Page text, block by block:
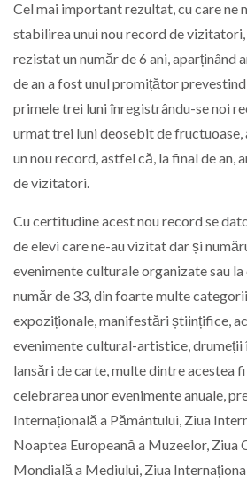
Cel mai important rezultat, cu care ne
stabilirea unui nou record de vizitatori,
rezistat un număr de 6 ani, aparținând
de an a fost unul promițător prevestind
primele trei luni înregistrându-se noi
urmat trei luni deosebit de
un nou record, astfel că, la final de an,
de vizitatori.
Cu certitudine acest nou record se
de elevi care ne-au vizitat dar și
evenimente culturale organizate sau
număr de 33, din foarte multe
expoziționale, manifestări științifice,
evenimente cultural-artistice, drumeții
lansări de carte, multe dintre acestea
celebrarea unor evenimente anuale,
Internațională a Pământului, Ziua
Noaptea Europeană a Muzeelor, Ziua
Mondială a Mediului, Ziua